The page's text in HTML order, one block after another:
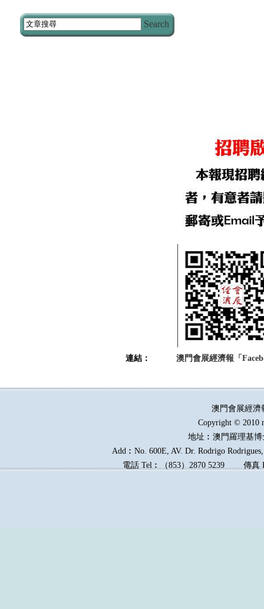
Search
連結： 澳門會展經濟報「
澳門會展經
Copyright © 2010
地址︰澳門羅理基
Add︰No. 600E, AV. Dr. Rodrigo
電話 Tel︰（853）2870 5239傳真